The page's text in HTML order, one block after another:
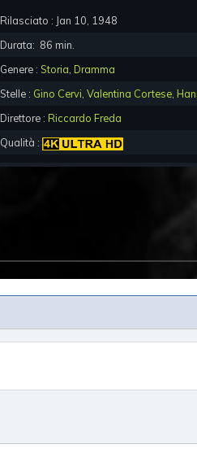
Rilasciato : Jan 10, 1948
Durata: 86 min.
Genere : Storia, Dramma
Stelle : Gino Cervi, Valentina Cortese,
Direttore : Riccardo Freda
Qualità :